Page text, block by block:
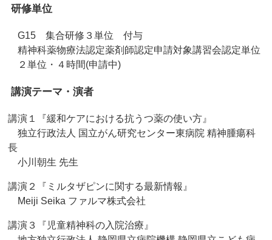
研修単位
G15 集合研修３単位 付与
精神科薬物療法認定薬剤師認定申請対象講習会認定単位
２単位・４時間(申請中)
講演テーマ・演者
講演１『緩和ケアにおける抗うつ薬の使い方』
独立行政法人 国立がん研究センター東病院 精神腫瘍科
長
小川朝生 先生
講演２『ミルタザピンに関する最新情報』
Meiji Seika ファルマ株式会社
講演３『児童精神科の入院治療』